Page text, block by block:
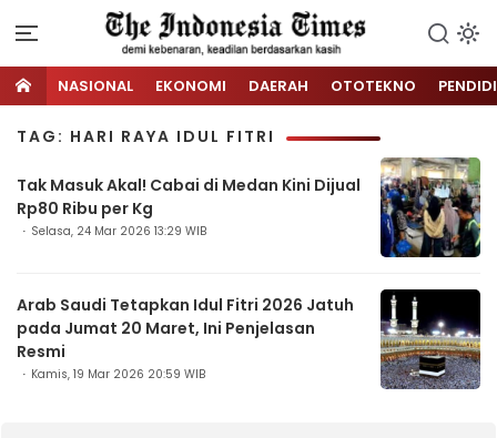
NASIONAL EKONOMI DAERAH OTOTEKNO
TAG: HARI RAYA IDUL FITRI
Tak Masuk Akal! Cabai di Medan Kini Dijual
Rp80 Ribu per Kg
Selasa, 24 Mar 2026 13:29 WIB
Arab Saudi Tetapkan Idul Fitri 2026 Jatuh
pada Jumat 20 Maret, Ini Penjelasan
Resmi
Kamis, 19 Mar 2026 20:59 WIB